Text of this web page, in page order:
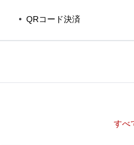
QRコード決済
すべ